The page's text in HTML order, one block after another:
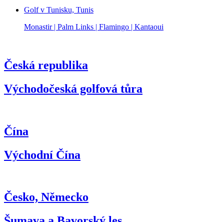
Golf v Tunisku, Tunis
Monastir | Palm Links | Flamingo | Kantaoui
Česká republika
Východočeská golfová tůra
Čína
Východní Čína
Česko, Německo